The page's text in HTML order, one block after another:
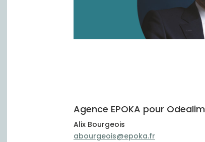
Agence EPOKA pour Odealim
Alix Bourgeois
abourgeois@epoka.fr